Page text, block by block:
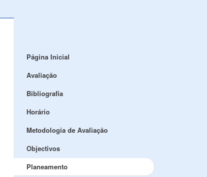
Página Inicial
Avaliação
Bibliografia
Horário
Metodologia de Avaliação
Objectivos
Planeamento